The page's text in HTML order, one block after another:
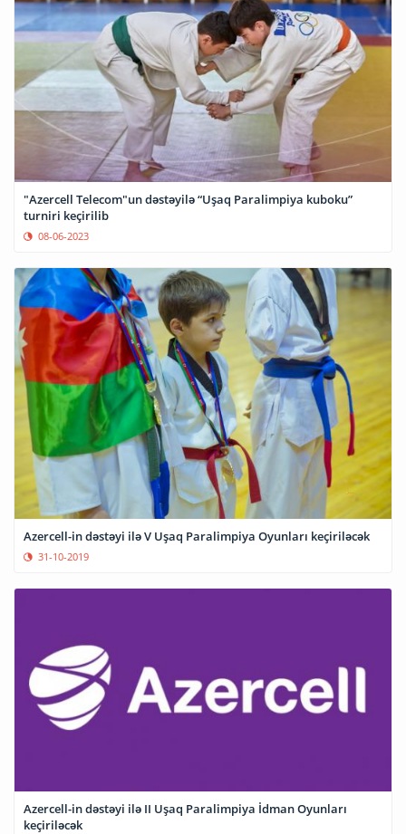
"Azercell Telecom"un dəstəyilə “Uşaq Paralimpiya kuboku”
turniri keçirilib
08-06-2023
Azercell-in dəstəyi ilə V Uşaq Paralimpiya Oyunları keçiriləcək
31-10-2019
Azercell-in dəstəyi ilə II Uşaq Paralimpiya İdman Oyunları
keçiriləcək